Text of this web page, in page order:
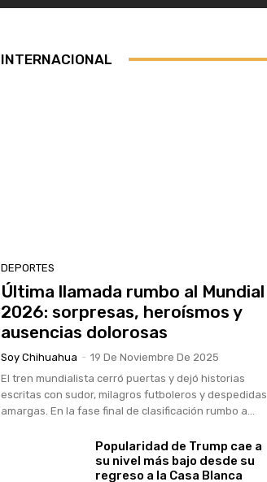
INTERNACIONAL
DEPORTES
Última llamada rumbo al Mundial
2026: sorpresas, heroísmos y
ausencias dolorosas
Soy Chihuahua - 19 De Noviembre De 2025
El tren mundialista cerró puertas y dejó historias
escritas con sudor, milagros futboleros y despedidas
amargas. En la fase final de clasificación rumbo a...
Popularidad de Trump cae a
su nivel más bajo desde su
regreso a la Casa Blanca